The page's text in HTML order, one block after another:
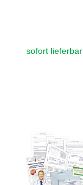
sofort lieferbar